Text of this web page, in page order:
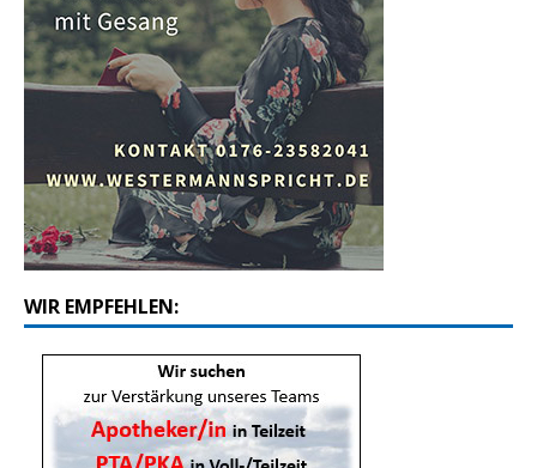
WIR EMPFEHLEN: